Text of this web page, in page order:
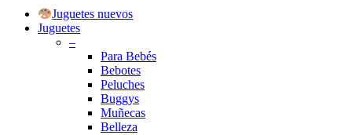
Juguetes nuevos
Juguetes
–
Para Bebés
Bebotes
Peluches
Buggys
Muñecas
Belleza